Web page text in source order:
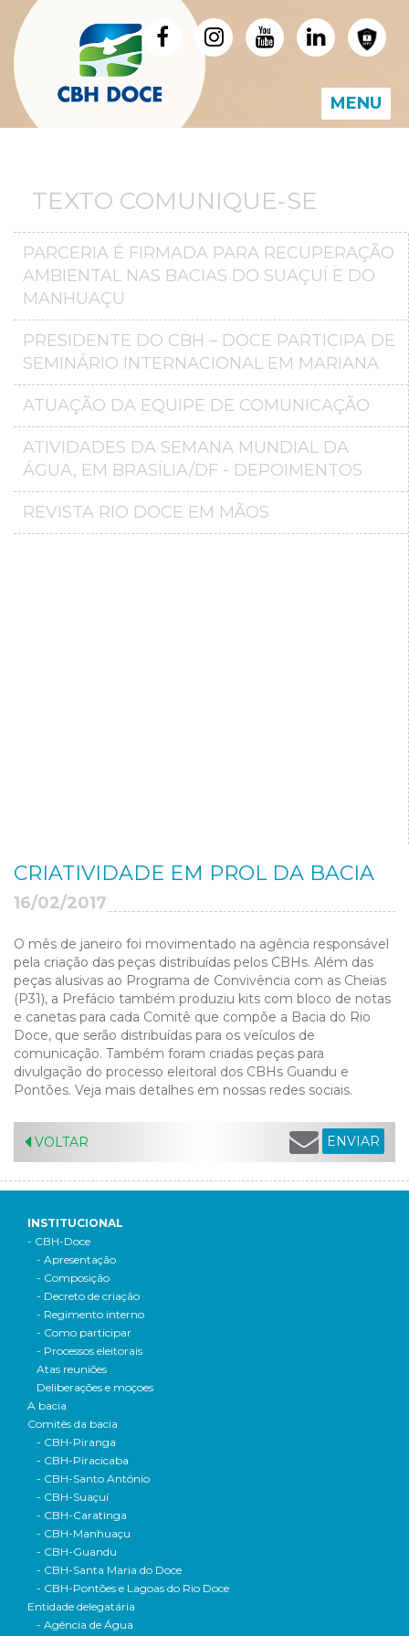
MENU
TEXTO COMUNIQUE-SE
PARCERIA É FIRMADA PARA RECUPERAÇÃO
AMBIENTAL NAS BACIAS DO SUAÇUÍ E DO
MANHUAÇU
PRESIDENTE DO CBH – DOCE PARTICIPA DE
SEMINÁRIO INTERNACIONAL EM MARIANA
ATUAÇÃO DA EQUIPE DE COMUNICAÇÃO
ATIVIDADES DA SEMANA MUNDIAL DA
ÁGUA, EM BRASÍLIA/DF - DEPOIMENTOS
REVISTA RIO DOCE EM MÃOS
CRIATIVIDADE EM PROL DA BACIA
16/02/2017
O mês de janeiro foi movimentado na agência responsável
pela criação das peças distribuídas pelos CBHs. Além das
peças alusivas ao Programa de Convivência com as Cheias
(P31), a Prefácio também produziu kits com bloco de notas
e canetas para cada Comitê que compõe a Bacia do Rio
Doce, que serão distribuídas para os veículos de
comunicação. Também foram criadas peças para
divulgação do processo eleitoral dos CBHs Guandu e
Pontões. Veja mais detalhes em nossas redes sociais.
VOLTAR ENVIAR
INSTITUCIONAL
- CBH-Doce
- Apresentação
- Composição
- Decreto de criação
- Regimento interno
- Como participar
- Processos eleitorais
Atas reuniões
Deliberações e moçoes
A bacia
Comitês da bacia
- CBH-Piranga
- CBH-Piracicaba
- CBH-Santo Antônio
- CBH-Suaçuí
- CBH-Caratinga
- CBH-Manhuaçu
- CBH-Guandu
- CBH-Santa Maria do Doce
- CBH-Pontões e Lagoas do Rio Doce
Entidade delegatária
- Agência de Água